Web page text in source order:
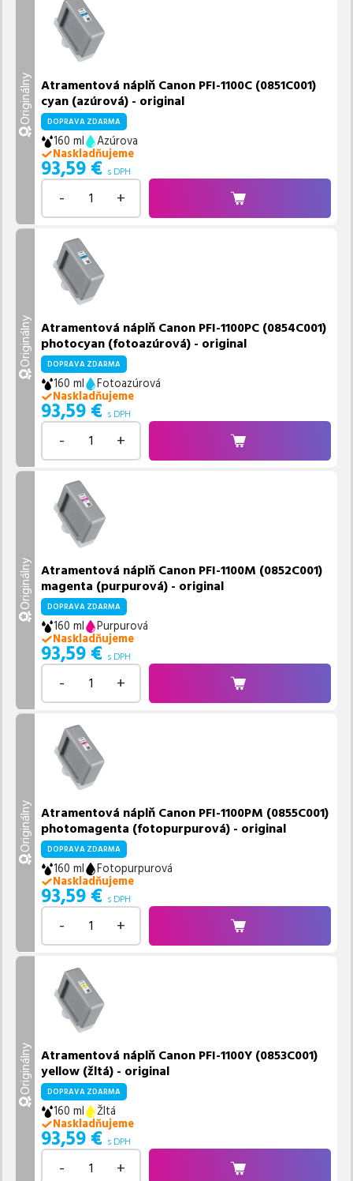
Originálny Atramentová náplň Canon PFI-1100C (0851C001)
cyan (azúrová) - original
DOPRAVA ZDARMA
160 ml
Azúrova
Naskladňujeme
93,59 € s DPH
- +
Originálny Atramentová náplň Canon PFI-1100PC (0854C001)
photocyan (fotoazúrová) - original
DOPRAVA ZDARMA
160 ml
Fotoazúrová
Naskladňujeme
93,59 € s DPH
- +
Originálny Atramentová náplň Canon PFI-1100M (0852C001)
magenta (purpurová) - original
DOPRAVA ZDARMA
160 ml
Purpurová
Naskladňujeme
93,59 € s DPH
- +
Originálny Atramentová náplň Canon PFI-1100PM (0855C001)
photomagenta (fotopurpurová) - original
DOPRAVA ZDARMA
160 ml
Fotopurpurová
Naskladňujeme
93,59 € s DPH
- +
Originálny Atramentová náplň Canon PFI-1100Y (0853C001)
yellow (žltá) - original
DOPRAVA ZDARMA
160 ml
Žltá
Naskladňujeme
93,59 € s DPH
- +